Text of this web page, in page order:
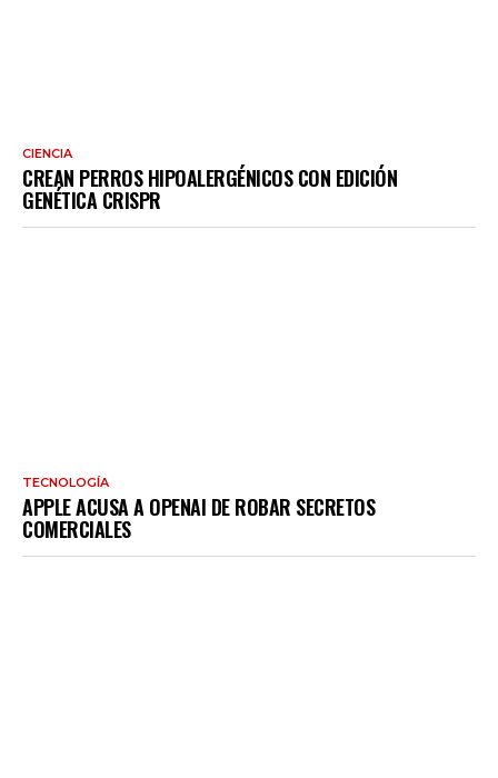
CIENCIA
CREAN PERROS HIPOALERGÉNICOS CON EDICIÓN
GENÉTICA CRISPR
TECNOLOGÍA
APPLE ACUSA A OPENAI DE ROBAR SECRETOS
COMERCIALES